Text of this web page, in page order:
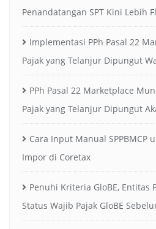
Penandatangan SPT Kini Lebih
Implementasi PPh Pasal 22
Pajak yang Telanjur Dipungut
PPh Pasal 22 Marketplace
Pajak yang Telanjur Dipungut
Cara Input Manual SPPBMCP
Impor di Coretax
Penuhi Kriteria GloBE, Entitas
Status Wajib Pajak GloBE